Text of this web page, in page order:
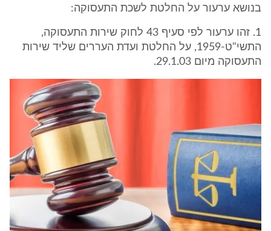
בנושא ערעור על החלטת לשכת התעסוקה:
1. זהו ערעור לפי סעיף 43 לחוק שירות התעסוקה,
התשי"ט-1959, על החלטת ועדת העררים שליד שירות
התעסוקה מיום 29.1.03.